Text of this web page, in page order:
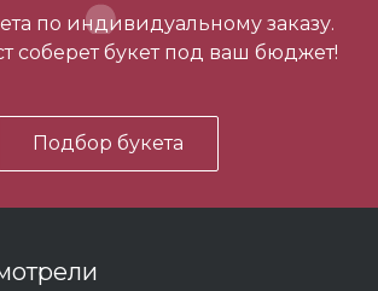
В корзину
Мишка Мини №1
по индивидуальному заказу.
соберет букет под ваш бюджет!
Подбор букета